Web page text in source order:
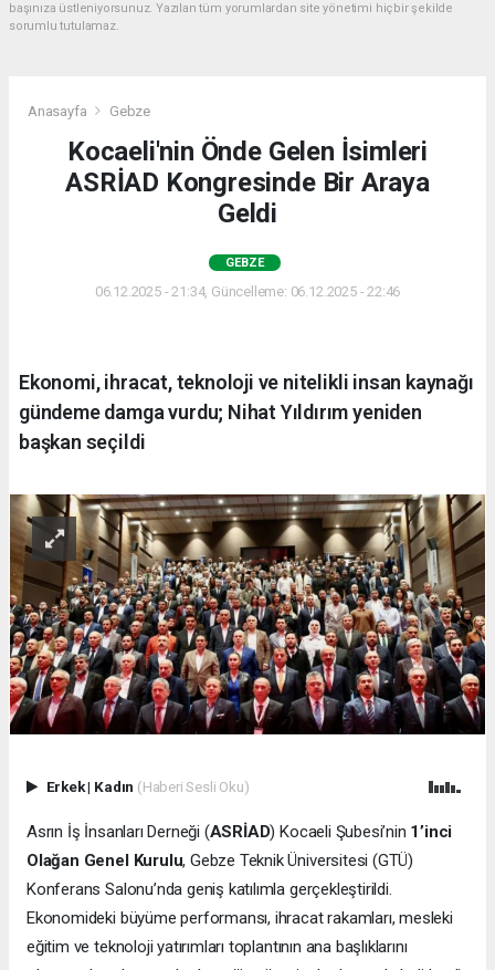
başınıza üstleniyorsunuz. Yazılan tüm yorumlardan site yönetimi hiçbir şekilde
sorumlu tutulamaz.
Anasayfa Gebze
Kocaeli'nin Önde Gelen İsimleri
ASRİAD Kongresinde Bir Araya
Geldi
GEBZE
06.12.2025 - 21:34, Güncelleme: 06.12.2025 - 22:46
Ekonomi, ihracat, teknoloji ve nitelikli insan kaynağı
gündeme damga vurdu; Nihat Yıldırım yeniden
başkan seçildi
Erkek| Kadın (Haberi Sesli Oku)
Asrın İş İnsanları Derneği (ASRİAD) Kocaeli Şubesi’nin 1’inci
Olağan Genel Kurulu, Gebze Teknik Üniversitesi (GTÜ)
Konferans Salonu’nda geniş katılımla gerçekleştirildi.
Ekonomideki büyüme performansı, ihracat rakamları, mesleki
eğitim ve teknoloji yatırımları toplantının ana başlıklarını